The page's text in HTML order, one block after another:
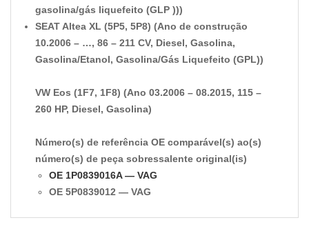
gasolina/gás liquefeito (GLP )))
SEAT Altea XL (5P5, 5P8) (Ano de construção
10.2006 – …, 86 – 211 CV, Diesel, Gasolina,
Gasolina/Etanol, Gasolina/Gás Liquefeito (GPL))
VW Eos (1F7, 1F8) (Ano 03.2006 – 08.2015, 115 –
260 HP, Diesel, Gasolina)
Número(s) de referência OE comparável(s) ao(s)
número(s) de peça sobressalente original(is)
OE 1P0839016A — VAG
OE 5P0839012 — VAG